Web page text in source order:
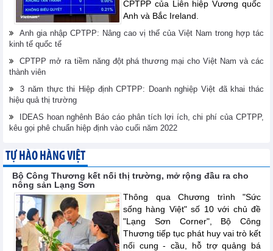
CPTPP của Liên hiệp Vương quốc
Anh và Bắc Ireland.
Anh gia nhập CPTPP: Nâng cao vị thế của Việt Nam trong hợp tác
kinh tế quốc tế
CPTPP mở ra tiềm năng đột phá thương mại cho Việt Nam và các
thành viên
3 năm thực thi Hiệp định CPTPP: Doanh nghiệp Việt đã khai thác
hiệu quả thị trường
IDEAS hoan nghênh Báo cáo phân tích lợi ích, chi phí của CPTPP,
kêu gọi phê chuẩn hiệp định vào cuối năm 2022
TỰ HÀO HÀNG VIỆT
Bộ Công Thương kết nối thị trường, mở rộng đầu ra cho
nông sản Lạng Sơn
Thông qua Chương trình "Sức
sống hàng Việt" số 10 với chủ đề
"Lạng Sơn Corner", Bộ Công
Thương tiếp tục phát huy vai trò kết
nối cung - cầu, hỗ trợ quảng bá